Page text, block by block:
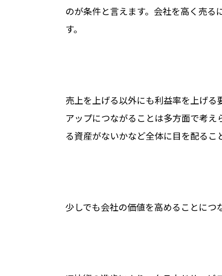
のが条件と言えます。会社を高く売
す。
売上を上げる以外にも利益率を上げ
アップにつながることは多方面で考
る資産がないかなど全体に目を配るこ
少しでも会社の価値を高めることにつ